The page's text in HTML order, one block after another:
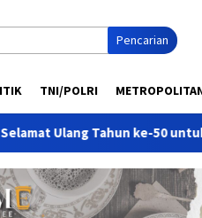
Pencarian
TNI/POLRI
ke-50 untuk Bahlil